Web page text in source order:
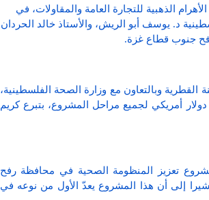
الذهبية للتجارة العامة والمقاولات، في
د. يوسف أبو الريش، والأستاذ خالد الحردان
رفح جنوب قطاع غزة.
وبالتعاون مع وزارة الصحة الفلسطينية،
غرب مدينة رفح، بتكلفة إجمالية تبلغ 24 مليون دولار أمريكي لجميع مراحل المشروع، بتبرع كريم
تعزيز المنظومة الصحية في محافظة رفح
إلى أن هذا المشروع يعدّ الأول من نوعه في